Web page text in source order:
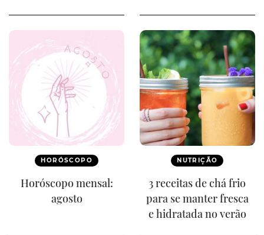
HORÓSCOPO
Horóscopo mensal:
agosto
NUTRIÇÃO
3 receitas de chá frio
para se manter fresca
e hidratada no verão